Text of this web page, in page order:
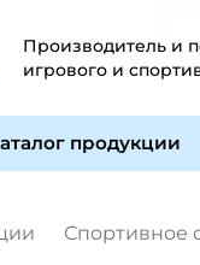
Производитель и
игрового и
продукции
Спортивное